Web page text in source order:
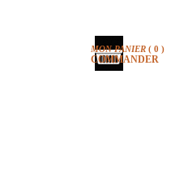
MON PANIER ( 0 )
COMMANDER